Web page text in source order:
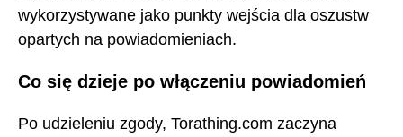
wykorzystywane jako punkty wejścia dla oszustw
opartych na powiadomieniach.
Co się dzieje po włączeniu powiadomień
Po udzieleniu zgody, Torathing.com zaczyna